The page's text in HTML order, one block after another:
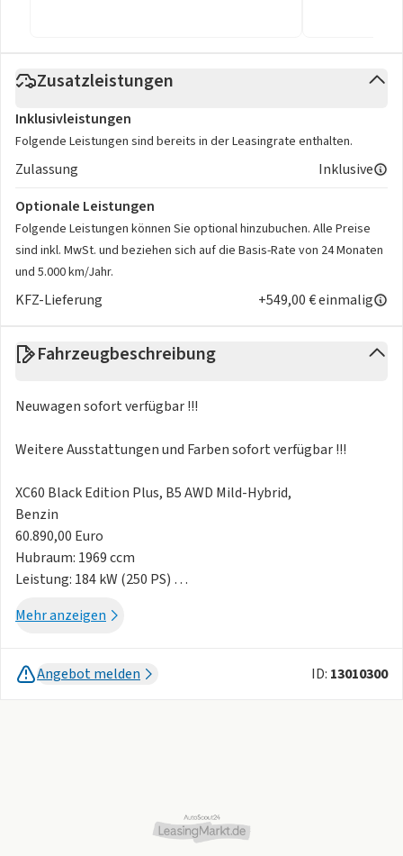
Zusatzleistungen
Inklusivleistungen
Folgende Leistungen sind bereits in der Leasingrate enthalten.
Zulassung
Inklusive
Optionale Leistungen
Folgende Leistungen können Sie optional hinzubuchen. Alle Preise
sind inkl. MwSt. und beziehen sich auf die Basis-Rate von 24 Monaten
und 5.000 km/Jahr.
KFZ-Lieferung +549,00 € einmalig
Fahrzeugbeschreibung
Neuwagen sofort verfügbar !!!
Weitere Ausstattungen und Farben sofort verfügbar !!!
XC60 Black Edition Plus, B5 AWD Mild-Hybrid,
Benzin
60.890,00 Euro
Hubraum: 1969 ccm
Leistung: 184 kW (250 PS)
Aussenfarbe: 74000 Vapour Grey, Onyx Balck, Crystal White,
Polster-/Innenraumfarbe: RG0R00 Teil-Leder/Mesh-Textil
Anthrazit |
- Sitzheizung hinten (äußere Fondsitze)
Mehr anzeigen
Angebot melden ID: 13010300